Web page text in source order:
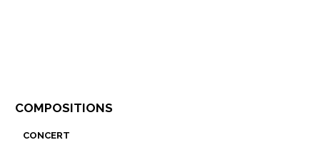
compositions
concert